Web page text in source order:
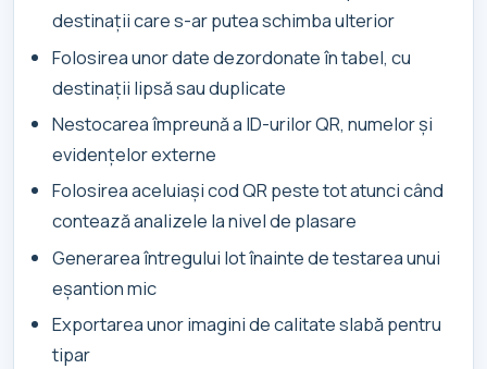
destinații care s-ar putea schimba ulterior
Folosirea unor date dezordonate în tabel, cu
destinații lipsă sau duplicate
Nestocarea împreună a ID-urilor QR, numelor și
evidențelor externe
Folosirea aceluiași cod QR peste tot atunci când
contează analizele la nivel de plasare
Generarea întregului lot înainte de testarea unui
eșantion mic
Exportarea unor imagini de calitate slabă pentru
tipar